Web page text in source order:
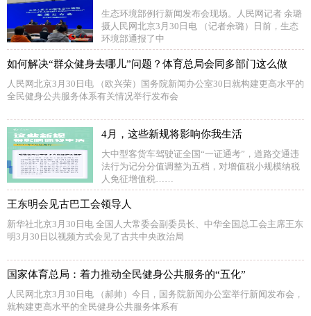
生态环境部例行新闻发布会现场。人民网记者 余璐
摄人民网北京3月30日电 （记者余璐）日前，生态
环境部通报了中
如何解决“群众健身去哪儿”问题？体育总局会同多部门这么做
人民网北京3月30日电 （欧兴荣）国务院新闻办公室30日就构建更高水平的
全民健身公共服务体系有关情况举行发布会
4月，这些新规将影响你我生活
大中型客货车驾驶证全国“一证通考”，道路交通违
法行为记分分值调整为五档，对增值税小规模纳税
人免征增值税……
王东明会见古巴工会领导人
新华社北京3月30日电 全国人大常委会副委员长、中华全国总工会主席王东
明3月30日以视频方式会见了古共中央政治局
国家体育总局：着力推动全民健身公共服务的“五化”
人民网北京3月30日电 （郝帅）今日，国务院新闻办公室举行新闻发布会，
就构建更高水平的全民健身公共服务体系有